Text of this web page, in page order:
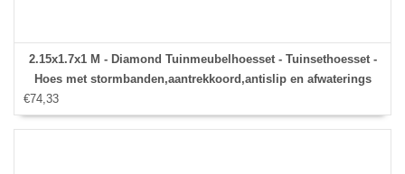
2.15x1.7x1 M - Diamond Tuinmeubelhoesset - Tuinsethoesset -
Hoes met stormbanden,aantrekkoord,antislip en afwaterings
€74,33